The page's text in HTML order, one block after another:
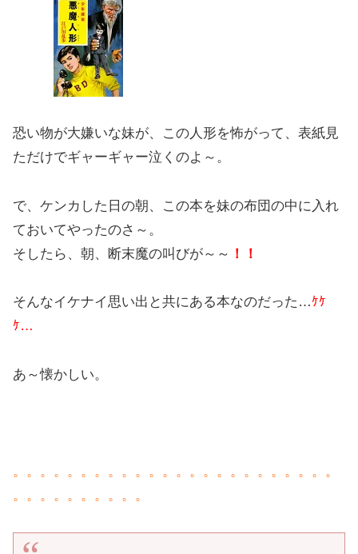
恐い物が大嫌いな妹が、この人形を怖がって、表紙見
ただけでギャーギャー泣くのよ～。
で、ケンカした日の朝、この本を妹の布団の中に入れ
ておいてやったのさ～。
そしたら、朝、断末魔の叫びが～～ ！！
そんなイケナイ思い出と共にある本なのだった…ｹｹ
ｹ…
あ～懐かしい。
。。。。。。。。。。。。。。。。。。。。。。。。
。。。。。。。。。。